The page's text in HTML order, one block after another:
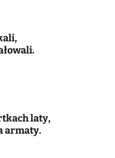
laty,
armaty.